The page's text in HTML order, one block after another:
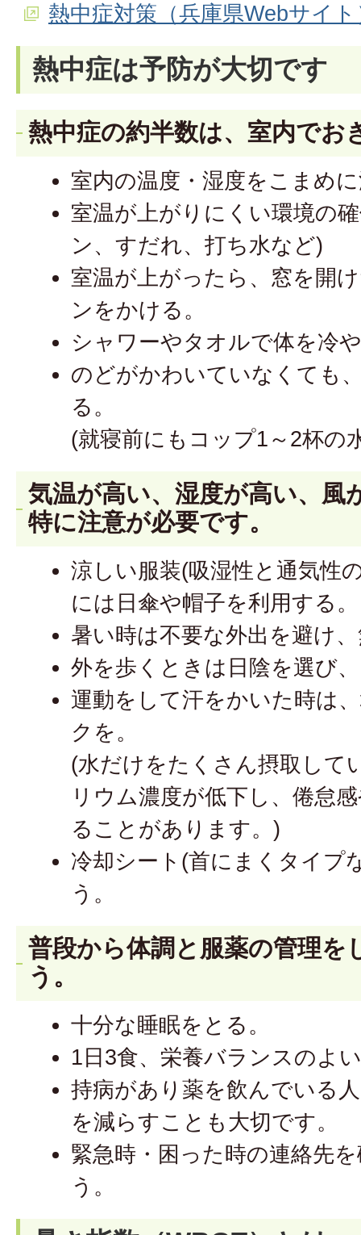
熱中症対策（兵庫県Webサイト
熱中症は予防が大切です
熱中症の約半数は、室内でお
室内の温度・湿度をこまめ
室温が上がりにくい環境の
ン、すだれ、打ち水など)
室温が上がったら、窓を開
ンをかける。
シャワーやタオルで体を冷
のどがかわいていなくても
る。
(就寝前にもコップ1～2杯の
気温が高い、湿度が高い、風
特に注意が必要です。
涼しい服装(吸湿性と通気性
には日傘や帽子を利用する。
暑い時は不要な外出を避け
外を歩くときは日陰を選び
運動をして汗をかいた時は
クを。
(水だけをたくさん摂取して
リウム濃度が低下し、倦怠
ることがあります。)
冷却シート(首にまくタイプ
う。
普段から体調と服薬の管理を
う。
十分な睡眠をとる。
1日3食、栄養バランスのよ
持病があり薬を飲んでいる
を減らすことも大切です。
緊急時・困った時の連絡先
う。